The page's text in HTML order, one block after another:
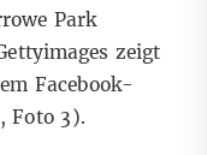
Park
zeigt
Facebook-
,Foto 3).